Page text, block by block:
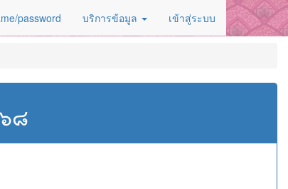
password บริการข้อมูล เข้าสู่ระบบ
๘